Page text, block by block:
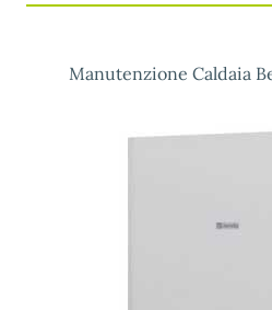
Manutenzione Caldaia